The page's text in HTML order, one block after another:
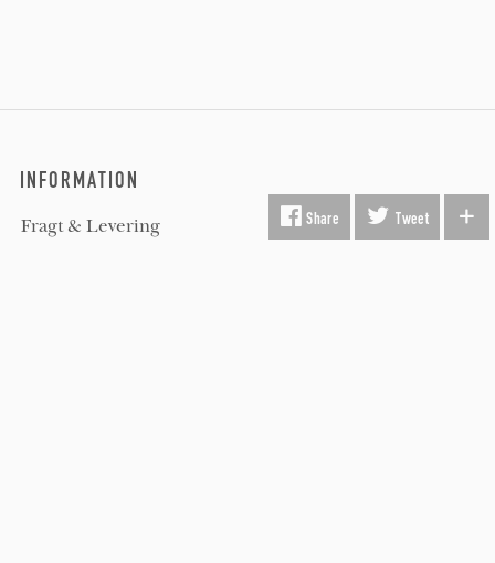
INFORMATION
Fragt & Levering
Share Tweet